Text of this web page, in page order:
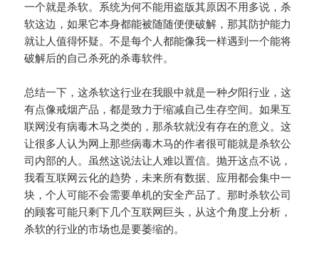
一个就是杀软。系统为何不能用盗版其原因不用多说，杀
软这边，如果它本身都能被随随便便破解，那其防护能力
就让人值得怀疑。不是每个人都能像我一样遇到一个能将
破解后的自己杀死的杀毒软件。
总结一下，这杀软这行业在我眼中就是一种夕阳行业，这
有点像戒烟产品，都是致力于缩减自己生存空间。如果互
联网没有病毒木马之类的，那杀软就没有存在的意义。这
让很多人认为网上那些病毒木马的作者很可能就是杀软公
司内部的人。虽然这说法让人难以置信。抛开这点不说，
我看互联网云化的趋势，未来所有数据、应用都会集中一
块，个人可能不会需要单机的安全产品了。那时杀软公司
的顾客可能只剩下几个互联网巨头，从这个角度上分析，
杀软的行业的市场也是要萎缩的。